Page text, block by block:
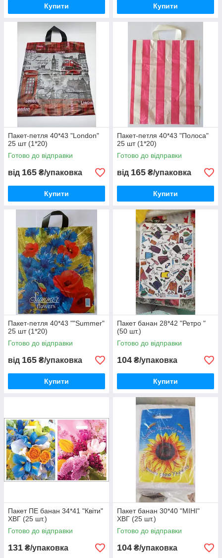
Купити Купити
Пакет-петля 40*43 "London"
25 шт (1*20)
Готово до відправки
від 165 ₴/упаковка
Купити
Пакет-петля 40*43 "Полоса"
25 шт (1*20)
Готово до відправки
від 165 ₴/упаковка
Купити
Пакет-петля 40*43 ""Summer"
25 шт (1*20)
Готово до відправки
від 165 ₴/упаковка
Купити
Пакет банан 28*42 "Ретро "
(50 шт.)
Готово до відправки
104 ₴/упаковка
Купити
Пакет ПЕ банан 34*41 "Квіти"
ХВГ (25 шт.)
Готово до відправки
131 ₴/упаковка
Пакет банан 30*40 "МІНІ"
ХВГ (25 шт.)
Готово до відправки
104 ₴/упаковка